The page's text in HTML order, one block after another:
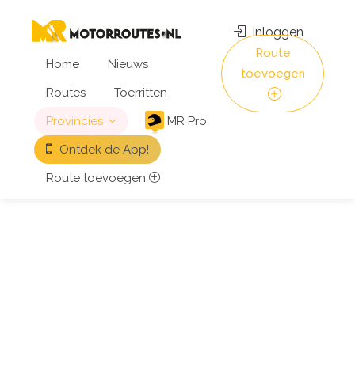
Home
Nieuws
Routes
Toerritten
Provincies
MR Pro
Ontdek de App!
Route toevoegen
Inloggen
Route
toevoegen